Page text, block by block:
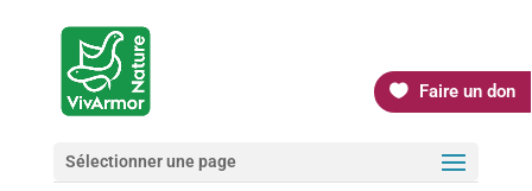
Faire un don
Sélectionner une page